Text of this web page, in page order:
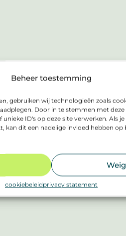
Beheer toestemming
gebruiken wij technologieën zoals
Door in te stemmen met
unieke ID's op deze site verwerken. Als
dit een nadelige invloed hebben op
cookiebeleidprivacy statement